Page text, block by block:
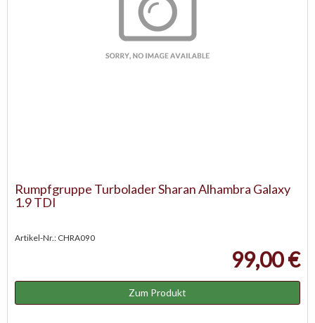
Rumpfgruppe Turbolader Sharan Alhambra Galaxy
1.9 TDI
Artikel-Nr.: CHRA090
99,00 €
Zum Produkt